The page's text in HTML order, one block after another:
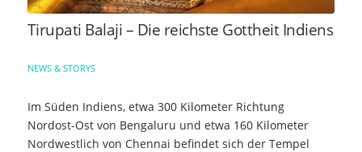
Tirupati Balaji – Die reichste Gottheit Indiens
NEWS & STORYS
Im Süden Indiens, etwa 300 Kilometer Richtung
Nordost-Ost von Bengaluru und etwa 160 Kilometer
Nordwestlich von Chennai befindet sich der Tempel